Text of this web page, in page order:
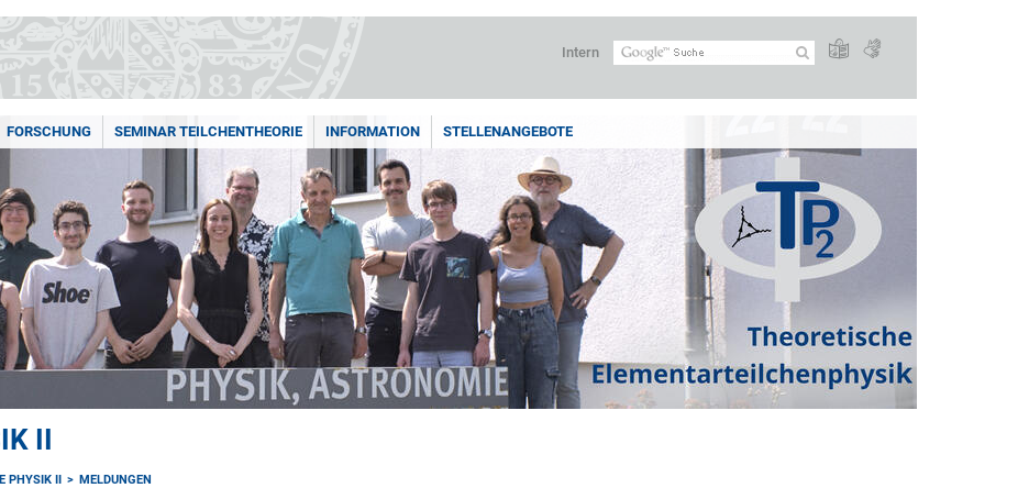
Intern
FORSCHUNG SEMINAR TEILCHENTHEORIE INFORMATION STELLENANGEBOTE
II
PHYSIK II MELDUNGEN